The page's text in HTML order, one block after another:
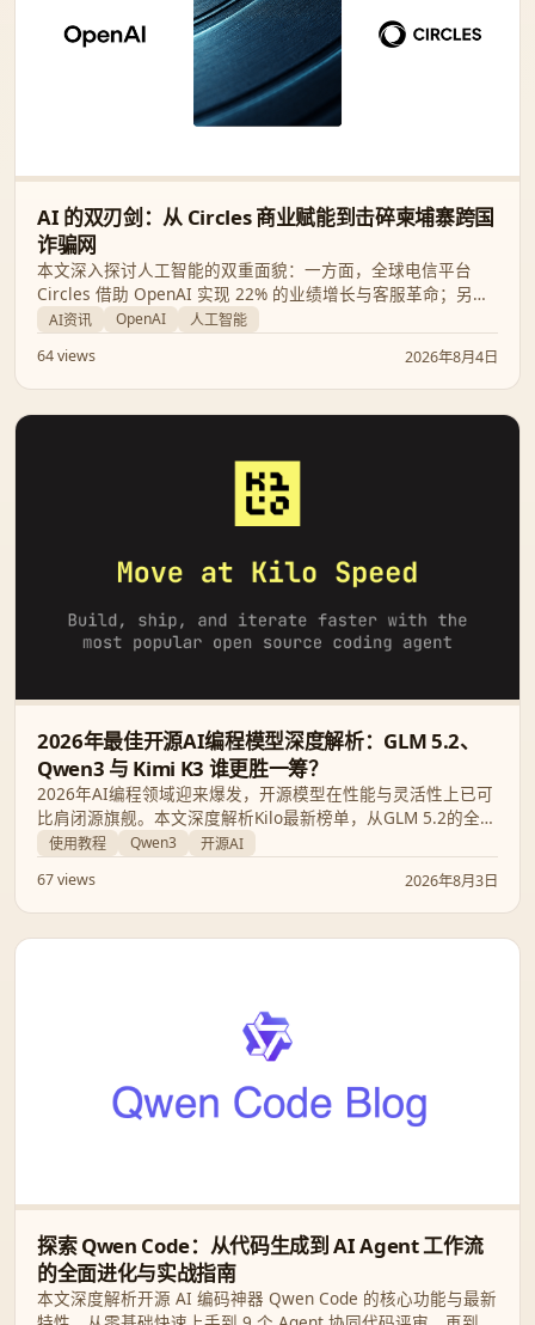
AI 的双刃剑：从 Circles 商业赋能到击碎柬埔寨跨国
诈骗网
本文深入探讨人工智能的双重面貌：一方面，全球电信平台
Circles 借助 OpenAI 实现 22% 的业绩增长与客服革命；另一
方面，OpenAI 强力捣毁利用 ChatGPT 进行“杀猪盘”及人口贩
AI资讯 OpenAI
人工智能
64 views
2026年8月4日
2026年最佳开源AI编程模型深度解析：GLM 5.2、
Qwen3 与 Kimi K3 谁更胜一筹？
2026年AI编程领域迎来爆发，开源模型在性能与灵活性上已可
比肩闭源旗舰。本文深度解析Kilo最新榜单，从GLM 5.2的全能
表现到Qwen3的长上下文优势，为您提供最权威的开发助手选
使用教程 Qwen3
开源AI
67 views
2026年8月3日
探索 Qwen Code：从代码生成到 AI Agent 工作流
的全面进化与实战指南
本文深度解析开源 AI 编码神器 Qwen Code 的核心功能与最新